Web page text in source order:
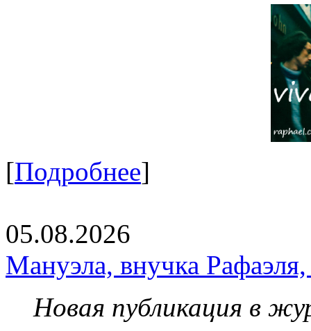
[Подробнее]
05.08.2026
Мануэла, внучка
Новая публикация в